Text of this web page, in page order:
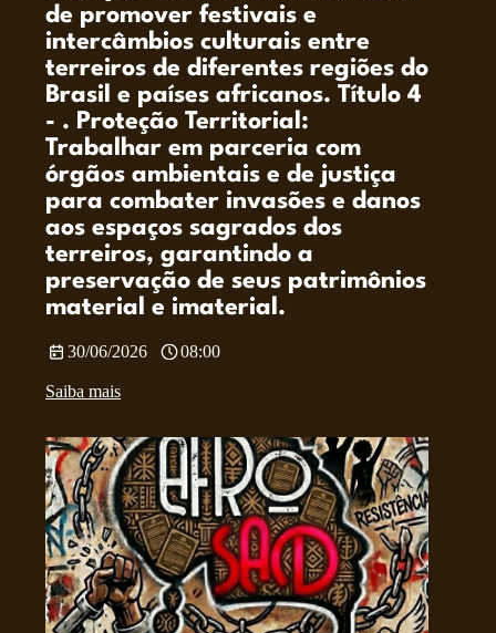
de promover festivais e
intercâmbios culturais entre
terreiros de diferentes regiões do
Brasil e países africanos. Título 4
- . Proteção Territorial:
Trabalhar em parceria com
órgãos ambientais e de justiça
para combater invasões e danos
aos espaços sagrados dos
terreiros, garantindo a
preservação de seus patrimônios
material e imaterial.
30/06/2026 08:00
Saiba mais